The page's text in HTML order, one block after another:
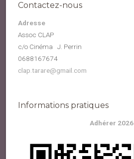
Contactez-nous
Adresse
Assoc CLAP
c/o Cinéma J. Perrin
0688167674
clap.tarare@gmail.com
Informations pratiques
Adhérer 2026